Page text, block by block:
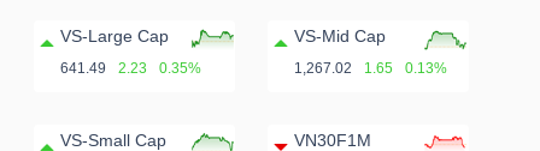
VS-Large Cap
641.49 2.23 0.35%
VS-Mid Cap
1,267.02 1.65 0.13%
VS-Small Cap VN30F1M